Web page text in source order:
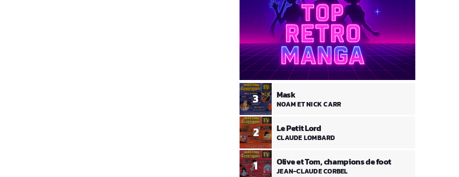
1 Olive et Tom, champions de foot
JEAN-CLAUDE CORBEL
2 Le Petit Lord
CLAUDE LOMBARD
3 Mask
NOAM ET NICK CARR